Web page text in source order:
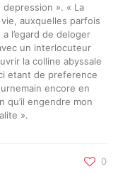
depression ». « La
auxquelles parfois
l’egard de deloger
un interlocuteur
la colline abyssale
etant de preference
encore en
qu’il engendre mon
».
0